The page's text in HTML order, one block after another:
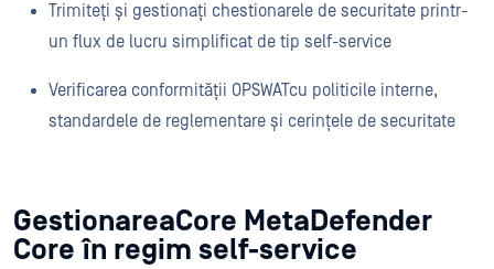
Trimiteți și gestionați chestionarele de securitate printr-
un flux de lucru simplificat de tip self-service
Verificarea conformității OPSWATcu politicile interne,
standardele de reglementare și cerințele de securitate
GestionareaCore MetaDefender
Core în regim self-service